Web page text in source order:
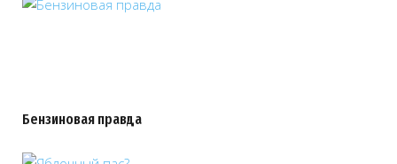
Бензиновая правда